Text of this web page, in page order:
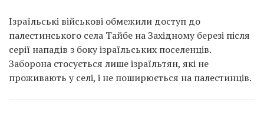
Ізраїльські військові обмежили доступ до
палестинського села Тайбе на Західному березі після
серії нападів з боку ізраїльських поселенців.
Заборона стосується лише ізраїльтян, які не
проживають у селі, і не поширюється на палестинців.